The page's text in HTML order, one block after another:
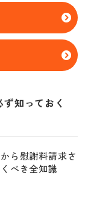
知っておく
ら慰謝料請求さ
べき全知識